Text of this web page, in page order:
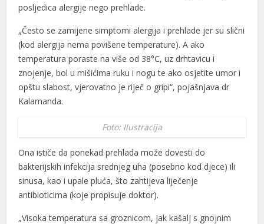
posljedica alergije nego prehlade.
„Često se zamijene simptomi alergija i prehlade jer su slični
(kod alergija nema povišene temperature). A ako
temperatura poraste na više od 38°C, uz drhtavicu i
znojenje, bol u mišićima ruku i nogu te ako osjetite umor i
opštu slabost, vjerovatno je riječ o gripi“, pojašnjava dr
Kalamanda.
Foto: Ilustracija
Ona ističe da ponekad prehlada može dovesti do
bakterijskih infekcija srednjeg uha (posebno kod djece) ili
sinusa, kao i upale pluća, što zahtijeva liječenje
antibioticima (koje propisuje doktor).
„Visoka temperatura sa groznicom, jak kašalj s gnojnim